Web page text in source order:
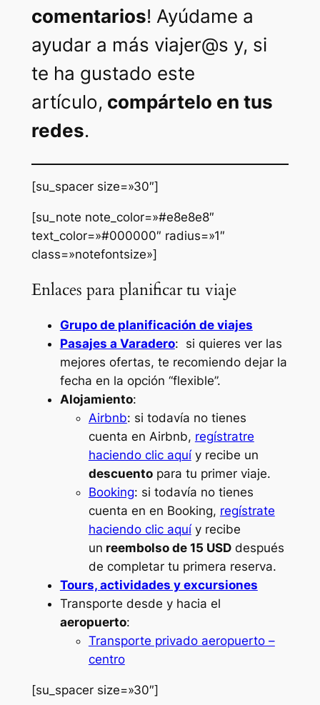
comentarios! Ayúdame a
ayudar a más viajer@s y, si
te ha gustado este
artículo, compártelo en tus
redes.
[su_spacer size=»30″]
[su_note note_color=»#e8e8e8″
text_color=»#000000″ radius=»1″
class=»notefontsize»]
Enlaces para planificar tu viaje
Grupo de planificación de viajes
Pasajes a Varadero: si quieres ver las
mejores ofertas, te recomiendo dejar la
fecha en la opción “flexible”.
Alojamiento:
Airbnb: si todavía no tienes
cuenta en Airbnb, regístratre
haciendo clic aquíy recibe un
descuentopara tu primer viaje.
Booking: si todavía no tienes
cuenta en en Booking, regístrate
haciendo clic aquíy recibe
un reembolso de 15 USDdespués
de completar tu primera reserva.
Tours, actividades y excursiones
Transporte desde y hacia el
aeropuerto:
Transporte privado aeropuerto –
centro
[su_spacer size=»30″]